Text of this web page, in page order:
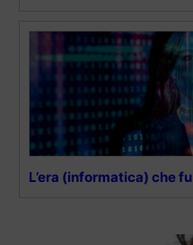
L’era (informatica) che fu